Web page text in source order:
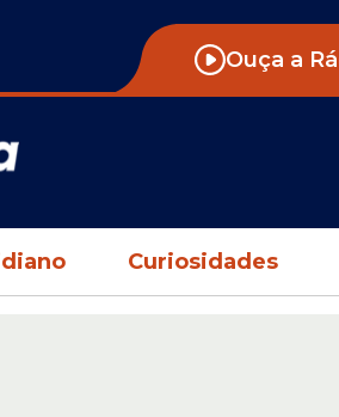
Ouça a
Curiosidades